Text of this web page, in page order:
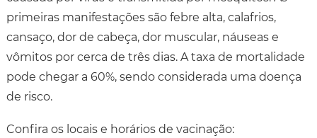
primeiras manifestações são febre alta, calafrios,
cansaço, dor de cabeça, dor muscular, náuseas e
vômitos por cerca de três dias. A taxa de mortalidade
pode chegar a 60%, sendo considerada uma doença
de risco.
Confira os locais e horários de vacinação: